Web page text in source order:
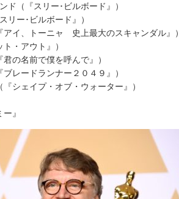
ド（『スリー･ビルボード』）
リー･ビルボード』）
イ、トーニャ 史上最大のスキャンダル』）
・アウト』）
の名前で僕を呼んで』）
レードランナー２０４９』）
シェイプ・オブ・ウォーター』）
』